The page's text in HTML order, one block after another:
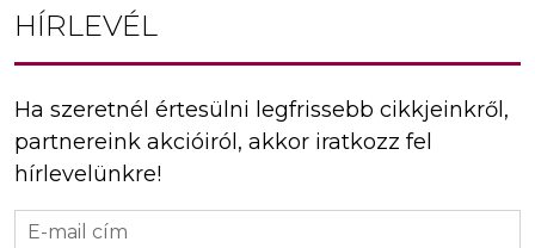
HÍRLEVÉL
Ha szeretnél értesülni legfrissebb cikkjeinkről,
partnereink akcióiról, akkor iratkozz fel
hírlevelünkre!